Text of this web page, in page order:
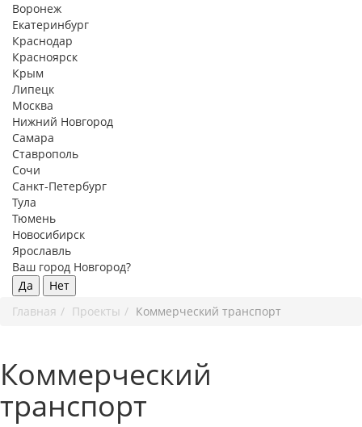
Воронеж
Екатеринбург
Краснодар
Красноярск
Крым
Липецк
Москва
Нижний Новгород
Самара
Ставрополь
Сочи
Санкт-Петербург
Тула
Тюмень
Новосибирск
Ярославль
Ваш город Новгород?
Да
Нет
Главная
Проекты Коммерческий транспорт
Коммерческий
транспорт